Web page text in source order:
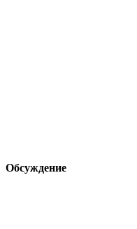
Обсуждение